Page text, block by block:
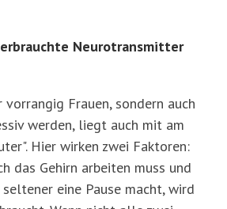
Neurotransmitter
Frauen, sondern auch
werden, liegt auch mit am
Hier wirken zwei Faktoren:
das Gehirn arbeiten muss und
eine Pause macht, wird